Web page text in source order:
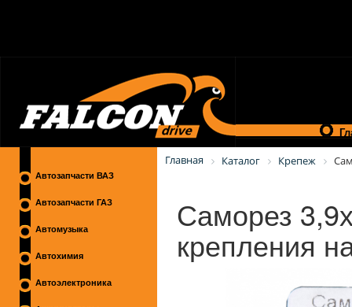
Автозапчасти ВАЗ
Автозапчасти ГАЗ
Автомузыка
Автохимия
Автоэлектроника
Главная Каталог Крепеж
Саморез
крепления